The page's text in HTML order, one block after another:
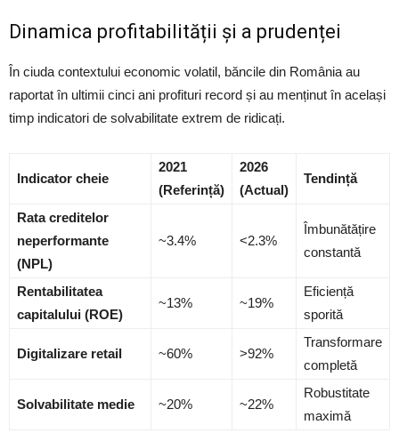
Dinamica profitabilității și a prudenței
În ciuda contextului economic volatil, băncile din România au
raportat în ultimii cinci ani profituri record și au menținut în același
timp indicatori de solvabilitate extrem de ridicați.
Indicator cheie
2021
(Referință)
2026
(Actual)
Tendință
Rata creditelor
neperformante
(NPL)
~3.4% <2.3%
Îmbunătățire
constantă
Rentabilitatea
capitalului (ROE)
~13% ~19%
Eficiență
sporită
Digitalizare retail ~60% >92%
Transformare
completă
Solvabilitate medie ~20% ~22%
Robustitate
maximă